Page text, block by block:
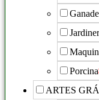
Porcina
ARTES